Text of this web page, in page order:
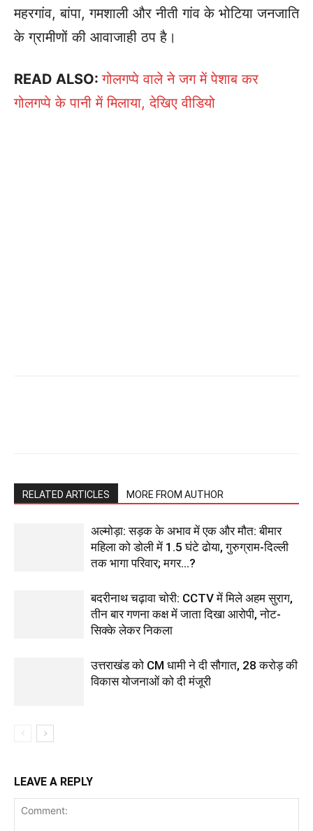
महरगांव, बांपा, गमशाली और नीती गांव के भोटिया जनजाति
के ग्रामीणों की आवाजाही ठप है।
READ ALSO:गोलगप्पे वाले ने जग में पेशाब कर
गोलगप्पे के पानी में मिलाया, देखिए वीडियो
RELATED ARTICLES MORE FROM AUTHOR
अल्मोड़ा: सड़क के अभाव में एक और मौत: बीमार
महिला को डोली में 1.5 घंटे ढोया, गुरुग्राम-दिल्ली
तक भागा परिवार; मगर…?
बदरीनाथ चढ़ावा चोरी: CCTV में मिले अहम सुराग,
तीन बार गणना कक्ष में जाता दिखा आरोपी, नोट-
सिक्के लेकर निकला
उत्तराखंड को CM धामी ने दी सौगात, 28 करोड़ की
विकास योजनाओं को दी मंजूरी
LEAVE A REPLY